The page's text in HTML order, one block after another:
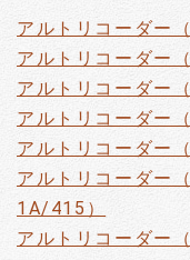
アルトリコーダー
アルトリコーダー
アルトリコーダー
アルトリコーダー
アルトリコーダー
アルトリコーダー
1A/415）
アルトリコーダー